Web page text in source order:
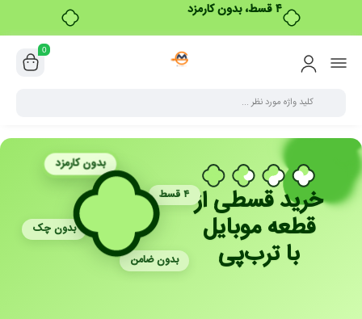
۴ قسط، بدون کارمزد
0
خرید قسطی از
قطعه موبایل
با ترب‌پی
بدون کارمزد
۴ قسط
بدون چک
بدون ضامن